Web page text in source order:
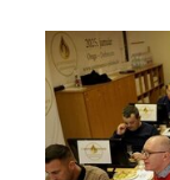
A HEGYKŐI
TÖBB,
A JÓ
A